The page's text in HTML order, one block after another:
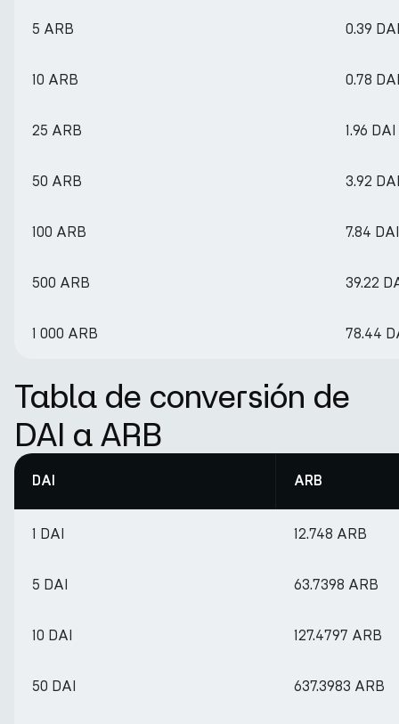
5 ARB 0.39
10 ARB 0.78
25 ARB 1.96 DAI
50 ARB 3.92
100 ARB 7.84 DAI
500 ARB 39.22
1 000 ARB 78.44
Tabla de conversión de
DAI a ARB
DAI ARB
1 DAI 12.748 ARB
5 DAI 63.7398 ARB
10 DAI 127.4797 ARB
50 DAI 637.3983 ARB